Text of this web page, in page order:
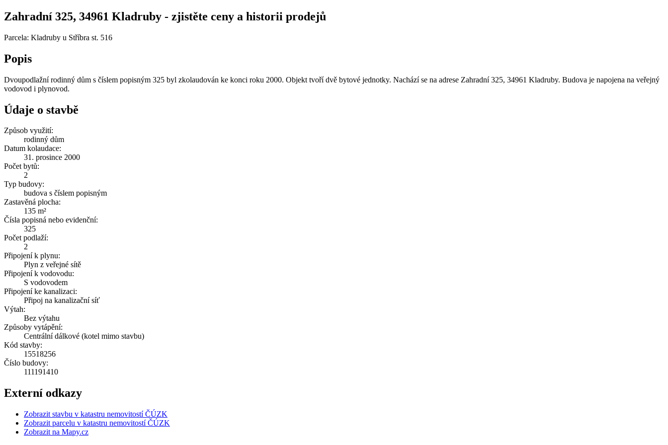
Zahradní 325, 34961 Kladruby - zjistěte ceny a historii prodejů
Parcela: Kladruby u Stříbra st. 516
Popis
Dvoupodlažní rodinný dům s číslem popisným 325 byl zkolaudován ke konci roku 2000. Objekt tvoří dvě bytové jednotky. Nachází se na adrese Zahradní 325, 34961 Kladruby. Budova je napojena na veřejný
vodovod i plynovod.
Údaje o stavbě
Způsob využití:
rodinný dům
Datum kolaudace:
31. prosince 2000
Počet bytů:
2
Typ budovy:
budova s číslem popisným
Zastavěná plocha:
135 m²
Čísla popisná nebo evidenční:
325
Počet podlaží:
2
Připojení k plynu:
Plyn z veřejné sítě
Připojení k vodovodu:
S vodovodem
Připojení ke kanalizaci:
Připoj na kanalizační síť
Výtah:
Bez výtahu
Způsoby vytápění:
Centrální dálkové (kotel mimo stavbu)
Kód stavby:
15518256
Číslo budovy:
111191410
Externí odkazy
Zobrazit stavbu v katastru nemovitostí ČÚZK
Zobrazit parcelu v katastru nemovitostí ČÚZK
Zobrazit na Mapy.cz